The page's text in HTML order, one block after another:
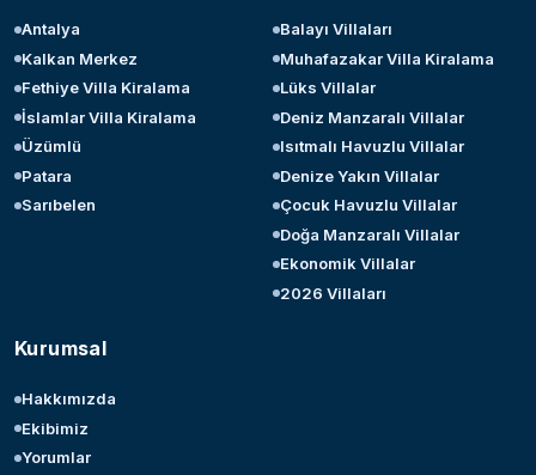
Antalya
Kalkan Merkez
Fethiye Villa Kiralama
İslamlar Villa Kiralama
Üzümlü
Patara
Sarıbelen
Balayı Villaları
Muhafazakar Villa Kiralama
Lüks Villalar
Deniz Manzaralı Villalar
Isıtmalı Havuzlu Villalar
Denize Yakın Villalar
Çocuk Havuzlu Villalar
Doğa Manzaralı Villalar
Ekonomik Villalar
2026 Villaları
Kurumsal
Hakkımızda
Ekibimiz
Yorumlar